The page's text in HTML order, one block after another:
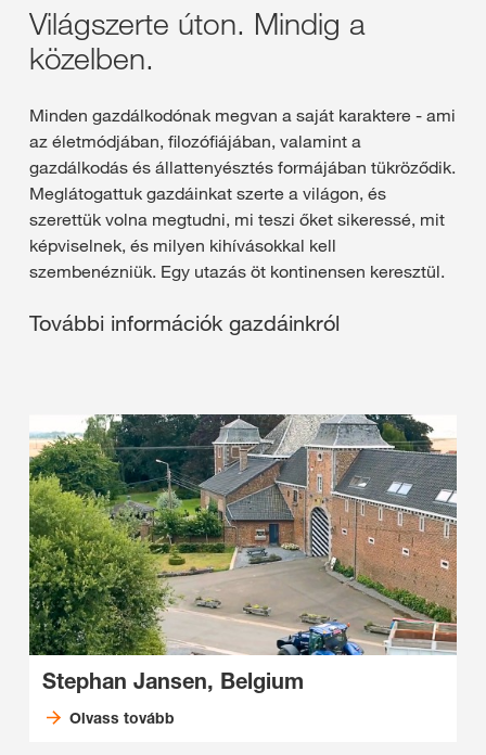
Világszerte úton. Mindig a
közelben.
Minden gazdálkodónak megvan a saját karaktere - ami
az életmódjában, filozófiájában, valamint a
gazdálkodás és állattenyésztés formájában tükröződik.
Meglátogattuk gazdáinkat szerte a világon, és
szerettük volna megtudni, mi teszi őket sikeressé, mit
képviselnek, és milyen kihívásokkal kell
szembenézniük. Egy utazás öt kontinensen keresztül.
További információk gazdáinkról
Stephan Jansen, Belgium
Olvass tovább